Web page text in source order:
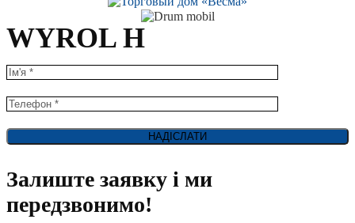
WYROL H
Залиште заявку і ми
передзвонимо!